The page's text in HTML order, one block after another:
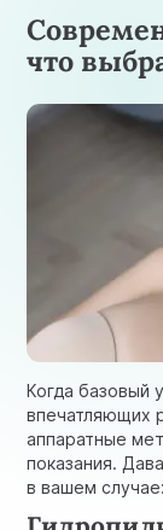
что
Когда базовый
впечатляющих
аппаратные
показания.
в вашем случае: